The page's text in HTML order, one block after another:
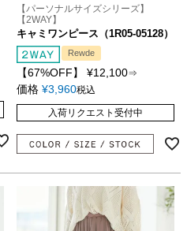
【パーソナルサイズシリーズ】
【2WAY】
キャミワンピース（1R05-05128）
Rewde
【67%OFF】 ¥12,100⇒
価格 ¥3,960税込
入荷リクエスト受付中